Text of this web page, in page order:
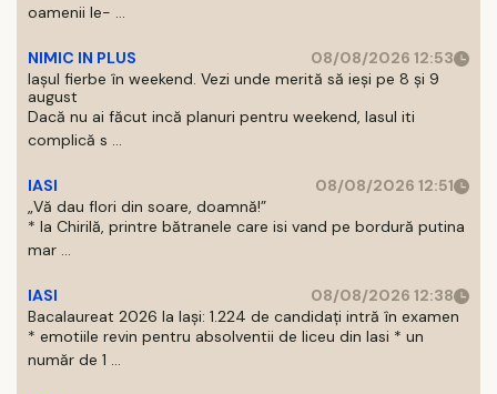
oamenii le- ...
NIMIC IN PLUS
08/08/2026 12:53
Iașul fierbe în weekend. Vezi unde merită să ieși pe 8 și 9
august
Dacă nu ai făcut incă planuri pentru weekend, Iasul iti
complică s ...
IASI
08/08/2026 12:51
„Vă dau flori din soare, doamnă!”
* la Chirilă, printre bătranele care isi vand pe bordură putina
mar ...
IASI
08/08/2026 12:38
Bacalaureat 2026 la Iași: 1.224 de candidați intră în examen
* emotiile revin pentru absolventii de liceu din Iasi * un
număr de 1 ...